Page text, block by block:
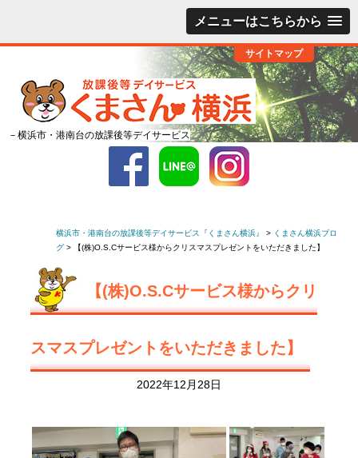
メニューはこちらから
サイトマップ
－横浜市・港南台の放課後等デイサービス
横浜市・港南台の放課後等デイサービス『くまさん横浜』 > くまさん横浜ブロ
グ > 【(株)O.S.Cサービス様からクリスマスプレゼントをいただきました】
【(株)O.S.Cサービス様からクリ
スマスプレゼントをいただきました】
2022年12月28日